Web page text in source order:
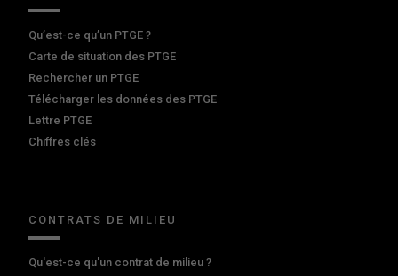
Qu’est-ce qu’un PTGE ?
Carte de situation des PTGE
Rechercher un PTGE
Télécharger les données des PTGE
Lettre PTGE
Chiffres clés
CONTRATS DE MILIEU
Qu'est-ce qu'un contrat de milieu ?